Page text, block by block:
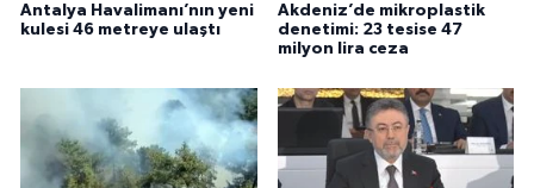
Antalya Havalimanı’nın yeni
kulesi 46 metreye ulaştı
Akdeniz’de mikroplastik
denetimi: 23 tesise 47
milyon lira ceza